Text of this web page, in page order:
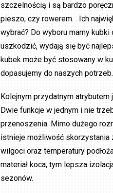
szczelnością i są bardzo
pieszo, czy rowerem. . Ich
wybrać? Do wyboru mamy
uszkodzić, wydają się być
kubek może być stosowany w
dopasujemy do naszych potrzeb.
Kolejnym przydatnym
Dwie funkcje w jednym i nie
przenoszenia. Mimo dużego
istnieje możliwość skorzystania
wilgoci oraz temperatury
materiał koca, tym lepsza
sezonów.